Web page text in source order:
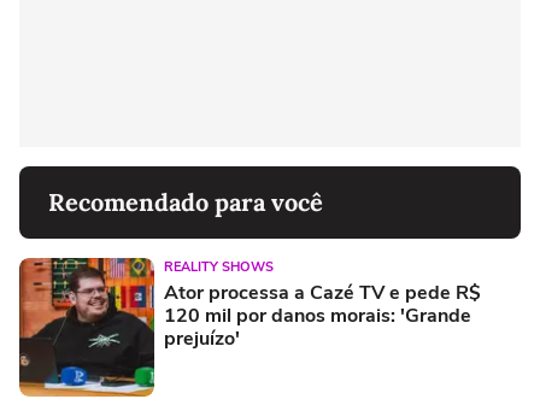
Recomendado para você
REALITY SHOWS
Ator processa a Cazé TV e pede R$
120 mil por danos morais: 'Grande
prejuízo'